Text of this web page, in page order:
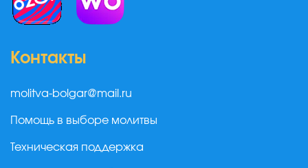
Контакты
molitva-bolgar@mail.ru
Помощь в выборе молитвы
Техническая поддержка